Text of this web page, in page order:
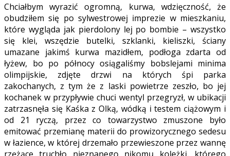
Chciałbym wyrazić ogromną, kurwa, wdzięczność, że
obudziłem się po sylwestrowej imprezie w mieszkaniu,
które wygląda jak pierdolony lej po bombie – wszystko
się klei, wszędzie butelki, szklanki, kieliszki, ściany
umazane jakimś kurwa mazidłem, podłoga zdarta od
łyżew, bo po północy osiągaliśmy bobslejami minima
olimpijskie, zdjęte drzwi na których śpi parka
zakochanych, z tym że z laski powietrze zeszło, bo jej
kochanek w przypływie chuci wentyl przegryzł, w ubikacji
zatrzasnęła się Kaśka z Olką, wódką i testem ciążowym i
od 21 ryczą, przez co towarzystwo zmuszone było
emitować przemianę materii do prowizorycznego sedesu
w łazience, w której drzemało przewieszone przez wannę